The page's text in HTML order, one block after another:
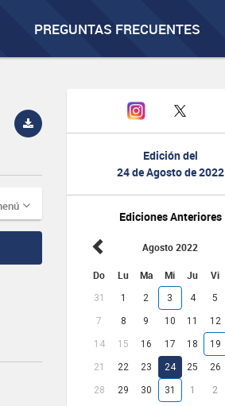
PREGUNTAS FRECUENTES
Edición del
24 de Agosto de 2022
Ediciones Anteriores
Agosto 2022
Do Lu Ma Mi Ju Vi
31 1 2 3 4 5
7 8 9 10 11 12
14 15 16 17 18 19
21 22 23 24 25 26
28 29 30 31 1 2